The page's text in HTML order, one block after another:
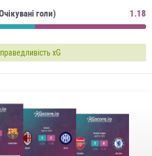
голи) 1.18
xG